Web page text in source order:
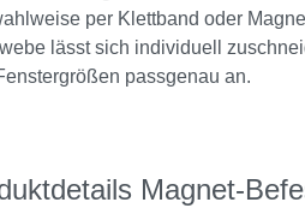
per Klettband oder
lässt sich individuell
passgenau an.
Magnet-